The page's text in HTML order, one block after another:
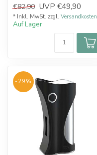
€82,90 UVP €49,90
* Inkl. MwSt. zzgl. Versandkosten
Auf Lager
-29%